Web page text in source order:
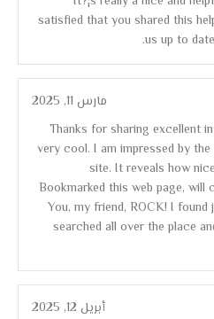
satisfied that you shared this
us up to
مارس 11, 2025
Thanks for sharing excellent
very cool. I am impressed by
site. It reveals how
Bookmarked this web page,
You, my friend, ROCK! I
searched all over the place
أبريل 12, 2025